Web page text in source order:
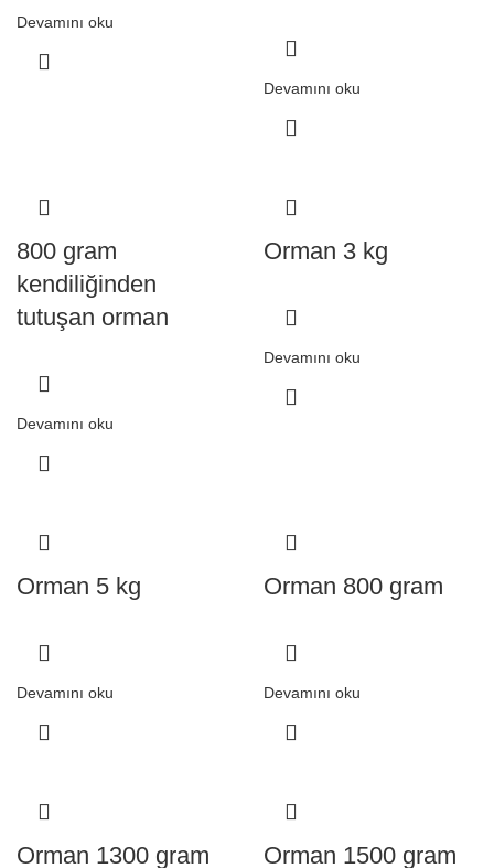
Devamını oku
Devamını oku
800 gram
kendiliğinden
tutuşan orman
Devamını oku
Orman 3 kg
Devamını oku
Orman 5 kg
Devamını oku
Orman 800 gram
Devamını oku
Orman 1300 gram
Orman 1500 gram